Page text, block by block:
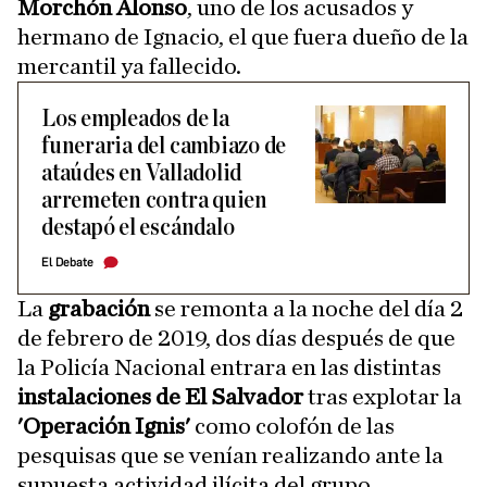
Morchón Alonso, uno de los acusados y
hermano de Ignacio, el que fuera dueño de la
mercantil ya fallecido.
Los empleados de la
funeraria del cambiazo de
ataúdes en Valladolid
arremeten contra quien
destapó el escándalo
El Debate
La grabaciónse remonta a la noche del día 2
de febrero de 2019, dos días después de que
la Policía Nacional entrara en las distintas
instalaciones de El Salvadortras explotar la
'Operación Ignis' como colofón de las
pesquisas que se venían realizando ante la